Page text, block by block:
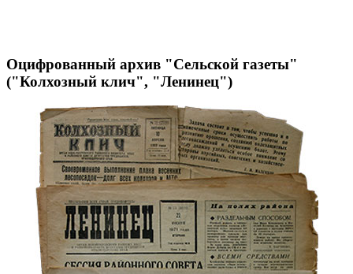
Оцифрованный архив "Сельской газеты"
("Колхозный клич", "Ленинец")